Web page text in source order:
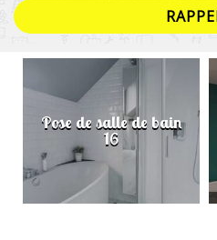
Pose de salle de bain
16